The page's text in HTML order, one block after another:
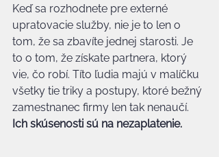
Keď sa rozhodnete pre externé
upratovacie služby, nie je to len o
tom, že sa zbavíte jednej starosti. Je
to o tom, že získate partnera, ktorý
vie, čo robí. Títo ľudia majú v malíčku
všetky tie triky a postupy, ktoré bežný
zamestnanec firmy len tak nenaučí.
Ich skúsenosti sú na nezaplatenie.